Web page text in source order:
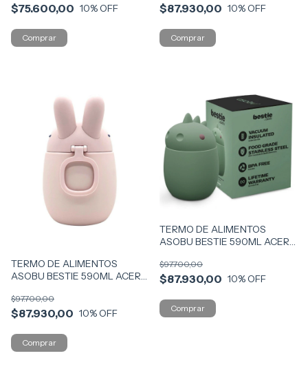
$75.600,00 10% OFF $87.930,00 10% OFF
TERMO DE ALIMENTOS
ASOBU BESTIE 590ML ACERO
$87.930,00
$97.700,00
10% OFF
TERMO DE ALIMENTOS
ASOBU BESTIE 590ML ACERO
$87.930,00
$97.700,00
10% OFF